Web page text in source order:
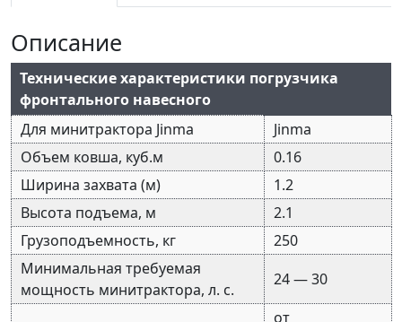
Описание
Технические характеристики погрузчика
фронтального навесного
Для минитрактора Jinma
Jinma
Объем ковша, куб.м
0.16
Ширина захвата (м)
1.2
Высота подъема, м
2.1
Грузоподъемность, кг
250
Минимальная требуемая
мощность минитрактора, л. с.
24 — 30
от